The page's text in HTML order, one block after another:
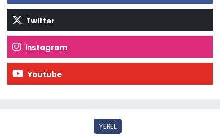
Twitter
İnstagram
Youtube
YEREL